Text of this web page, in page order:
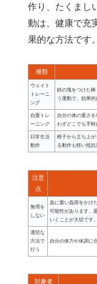
作り、たくまし
動は、健康で充
果的な方法です。
種類
ウェイト
トレーニ
ング
鉄の塊をつけた
う運動で、効果的
自重トレ
ーニング
自分の体の重さ
わずどこでも手軽
日常生活
動作
椅子から立ち上
る動作も軽い抵抗
注意
点
無理を
しない
急に重い負荷をかけ
可能性があります。
いくことが大切です。
適切な
方法で
行う
自分の体力や体調に
対象者